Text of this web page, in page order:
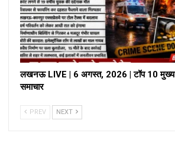
लखनऊ LIVE | 6 अगस्त, 2026 | टॉप 10 मुख्य
समाचार
PREV NEXT